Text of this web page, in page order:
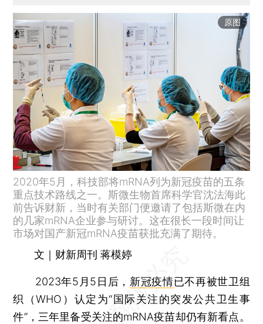
原图
2020年5月，科技部将mRNA列为新冠疫苗的五条
重点技术路线之一。斯微生物首席科学官沈法海此
前告诉财新，当时有关部门便邀请了包括斯微在内
的几家mRNA企业参与研讨。这在很长一段时间让
市场对国产新冠mRNA疫苗获批充满了期待。
文｜财新周刊 蒋模婷
2023年5月5日后， 新冠疫情已不再被世卫组
织（WHO）认定为“国际关注的突发公共卫生事
件”，三年里备受关注的mRNA疫苗却仍有新看点。